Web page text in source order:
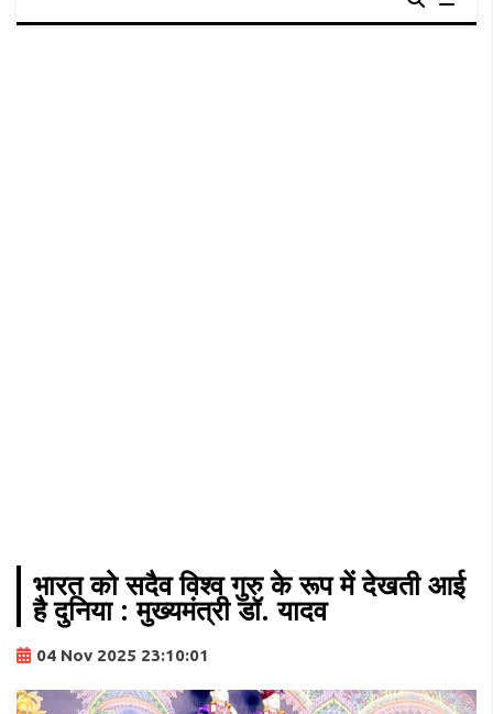
भारत को सदैव विश्व गुरु के रूप में देखती आई
है दुनिया : मुख्यमंत्री डॉ. यादव
04 Nov 2025 23:10:01